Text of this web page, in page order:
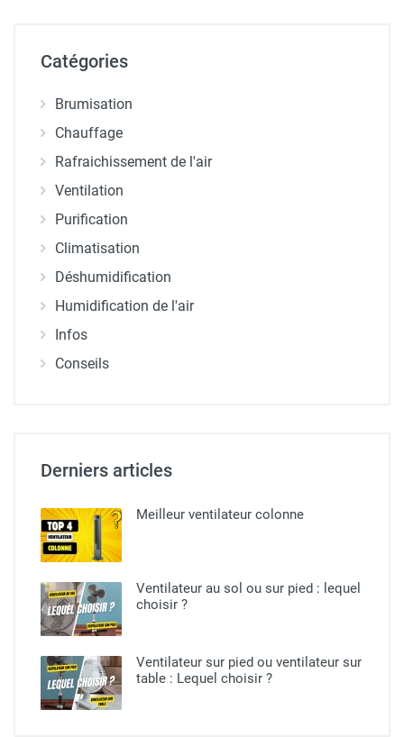
Catégories
Brumisation
Chauffage
Rafraichissement de l'air
Ventilation
Purification
Climatisation
Déshumidification
Humidification de l'air
Infos
Conseils
Derniers articles
Meilleur ventilateur colonne
Ventilateur au sol ou sur pied​ : lequel
choisir ?
Ventilateur sur pied ou ventilateur sur
table : Lequel choisir ?